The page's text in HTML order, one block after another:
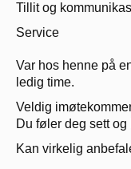
Tillit og
Service
Var hos henne på
ledig time.
Veldig
Du føler deg sett
Kan virkelig